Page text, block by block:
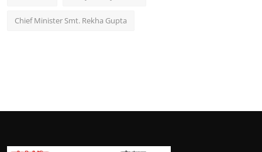
Chief Minister Smt. Rekha Gupta